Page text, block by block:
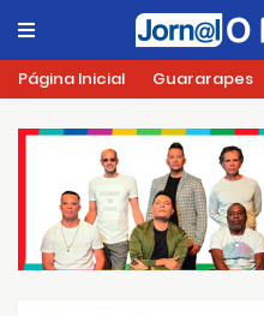
Página Inicial Guararapes